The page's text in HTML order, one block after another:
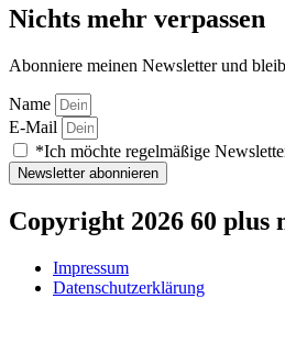
Nichts mehr verpassen
Abonniere meinen Newsletter und
Name
E-Mail
*Ich möchte regelmäßige
Newsletter abonnieren
Copyright 2026 60 plus
Impressum
Datenschutzerklärung